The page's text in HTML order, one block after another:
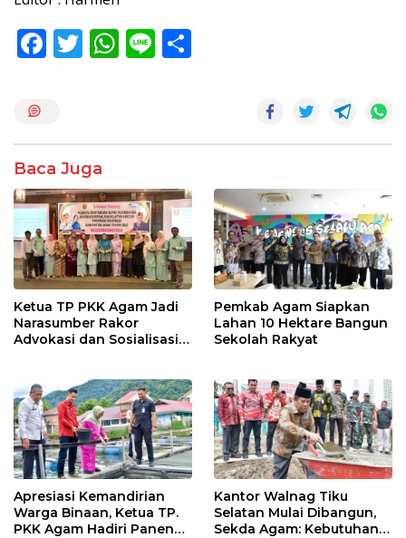
F
o
o
k
T W
p
p
Li
Baca Juga
Ketua TP PKK Agam Jadi
Narasumber Rakor
Advokasi dan Sosialisasi
Pemkab Agam Siapkan
Lahan 10 Hektare Bangun
Sekolah Rakyat
Apresiasi Kemandirian
Warga Binaan, Ketua TP.
PKK Agam Hadiri Panen
Kantor Walnag Tiku
Selatan Mulai Dibangun,
Sekda Agam: Kebutuhan